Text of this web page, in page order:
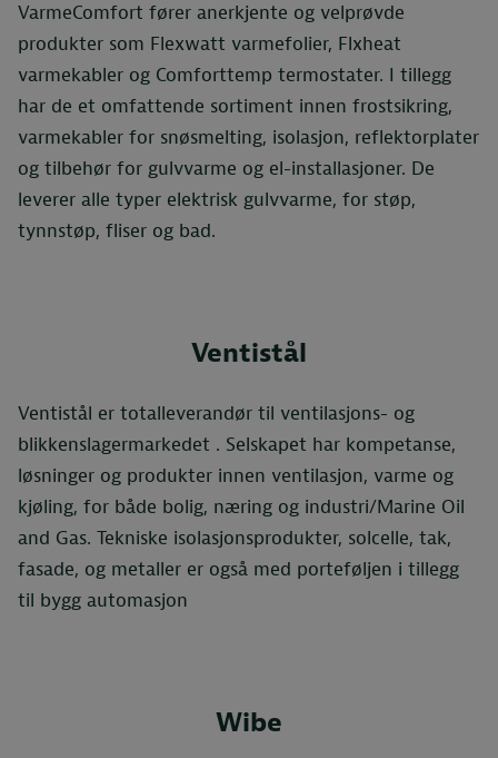
VarmeComfort fører anerkjente og velprøvde
produkter som Flexwatt varmefolier, Flxheat
varmekabler og Comforttemp termostater. I tillegg
har de et omfattende sortiment innen frostsikring,
varmekabler for snøsmelting, isolasjon, reflektorplater
og tilbehør for gulvvarme og el-installasjoner. De
leverer alle typer elektrisk gulvvarme, for støp,
tynnstøp, fliser og bad.
Ventistål
Ventistål er totalleverandør til ventilasjons- og
blikkenslagermarkedet . Selskapet har kompetanse,
løsninger og produkter innen ventilasjon, varme og
kjøling, for både bolig, næring og industri/Marine Oil
and Gas. Tekniske isolasjonsprodukter, solcelle, tak,
fasade, og metaller er også med porteføljen i tillegg
til bygg automasjon
Wibe